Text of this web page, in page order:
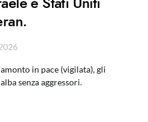
in pace (vigilata), gli
senza aggressori.